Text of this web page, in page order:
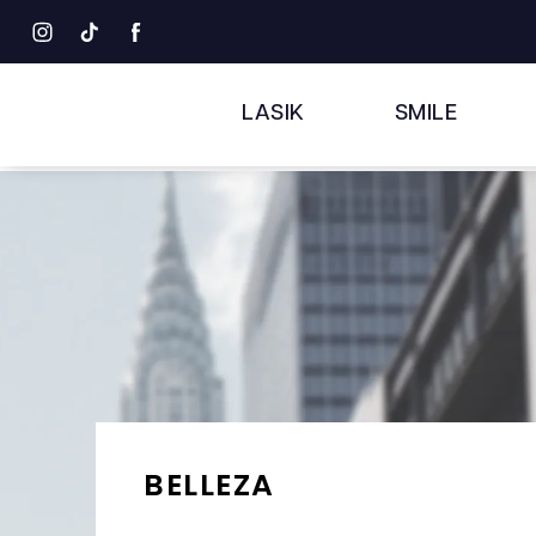
LASIK SMILE
BELLEZA